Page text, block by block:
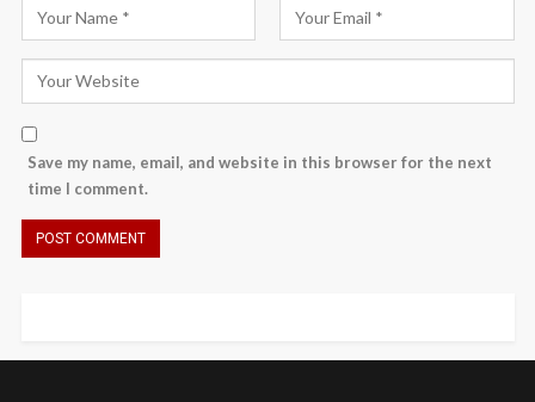
Save my name, email, and website in this browser for the next
time I comment.